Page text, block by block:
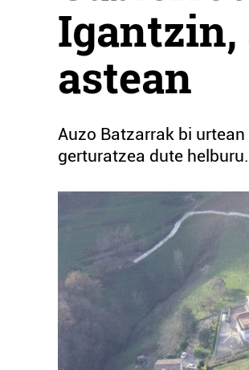
Igantzin,
astean
Auzo Batzarrak bi
gerturatzea dute helburu.